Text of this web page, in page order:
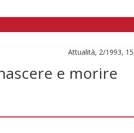
Attualità, 2/1993,
e morire